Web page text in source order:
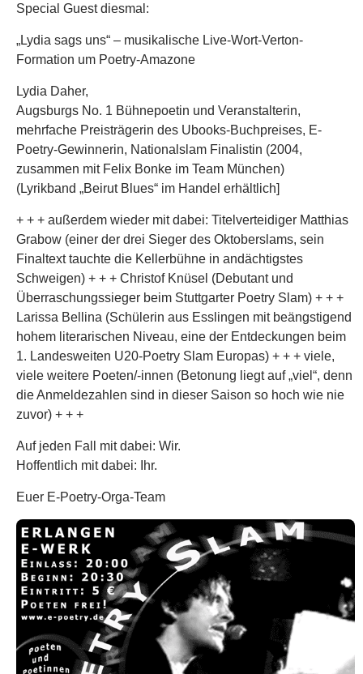
Special Guest diesmal:
„Lydia sags uns“ – musikalische Live-Wort-Verton-
Formation um Poetry-Amazone
Lydia Daher,
Augsburgs No. 1 Bühnepoetin und Veranstalterin,
mehrfache Preisträgerin des Ubooks-Buchpreises, E-
Poetry-Gewinnerin, Nationalslam Finalistin (2004,
zusammen mit Felix Bonke im Team München)
(Lyrikband „Beirut Blues“ im Handel erhältlich]
+ + + außerdem wieder mit dabei: Titelverteidiger Matthias
Grabow (einer der drei Sieger des Oktoberslams, sein
Finaltext tauchte die Kellerbühne in andächtigstes
Schweigen) + + + Christof Knüsel (Debutant und
Überraschungssieger beim Stuttgarter Poetry Slam) + + +
Larissa Bellina (Schülerin aus Esslingen mit beängstigend
hohem literarischen Niveau, eine der Entdeckungen beim
1. Landesweiten U20-Poetry Slam Europas) + + + viele,
viele weitere Poeten/-innen (Betonung liegt auf „viel“, denn
die Anmeldezahlen sind in dieser Saison so hoch wie nie
zuvor) + + +
Auf jeden Fall mit dabei: Wir.
Hoffentlich mit dabei: Ihr.
Euer E-Poetry-Orga-Team